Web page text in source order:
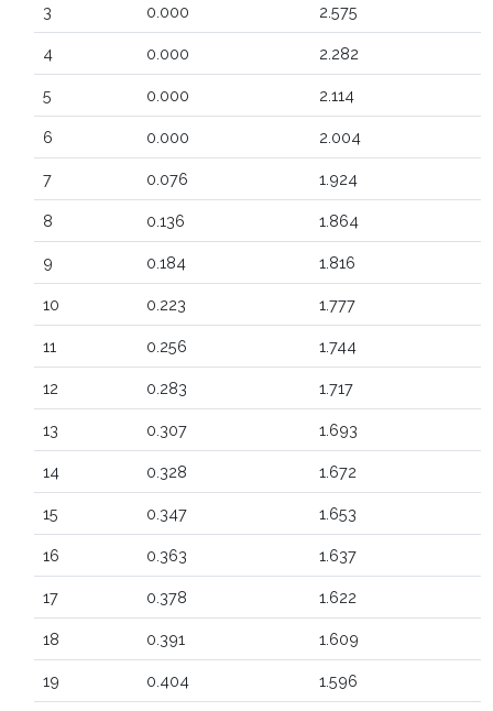
3 0.000 2.575
4 0.000 2.282
5 0.000 2.114
6 0.000 2.004
7 0.076 1.924
8 0.136 1.864
9 0.184 1.816
10 0.223 1.777
11 0.256 1.744
12 0.283 1.717
13 0.307 1.693
14 0.328 1.672
15 0.347 1.653
16 0.363 1.637
17 0.378 1.622
18 0.391 1.609
19 0.404 1.596